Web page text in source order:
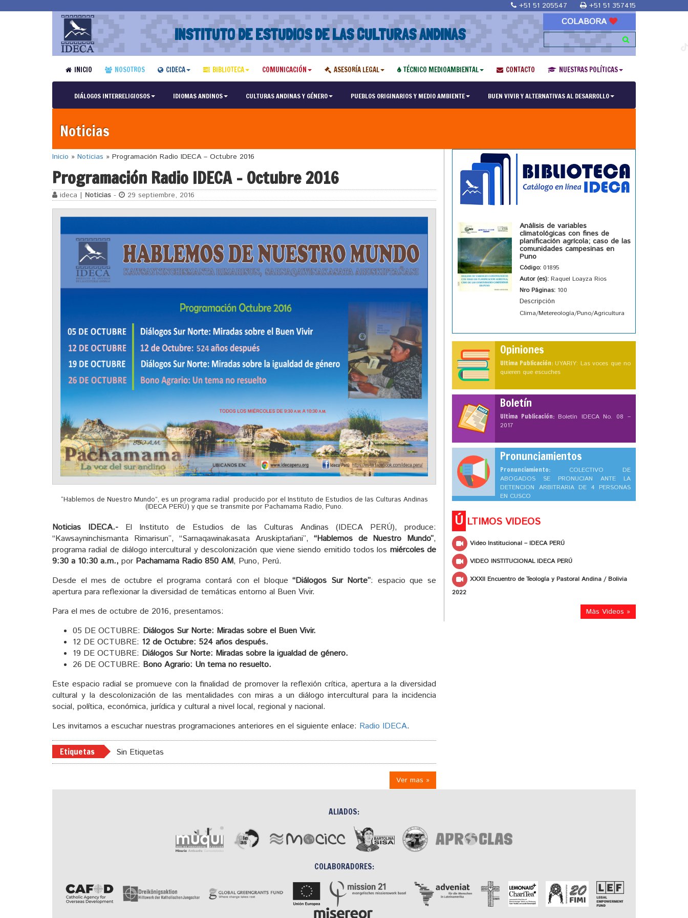
+51 51 205547 +51 51 357415
INSTITUTO DE ESTUDIOS DE LAS CULTURAS ANDINAS
COLABORA
INICIO NOSOTROS CIDECA BIBLIOTECA COMUNICACIÓN ASESORÍA LEGAL TÉCNICO MEDIOAMBIENTAL CONTACTO NUESTRAS POLÍTICAS
DIÁLOGOS INTERRELIGIOSOS IDIOMAS ANDINOS CULTURAS ANDINAS Y GÉNERO PUEBLOS ORIGINARIOS Y MEDIO AMBIENTE BUEN VIVIR Y ALTERNATIVAS AL DESARROLLO
Noticias
Inicio » Noticias » Programación Radio IDECA – Octubre 2016
Programación Radio IDECA – Octubre 2016
ideca | Noticias - 29 septiembre, 2016
“Hablemos de Nuestro Mundo”, es un programa radial producido por el Instituto de Estudios de las Culturas Andinas
(IDECA PERÚ) y que se transmite por Pachamama Radio, Puno.
Noticias IDECA.- El Instituto de Estudios de las Culturas Andinas (IDECA PERÚ), produce:
“Kawsayninchismanta Rimarisun”, “Sarnaqawinakasata Aruskiptañani”,“Hablemos de Nuestro Mundo”,
programa radial de diálogo intercultural y descolonización que viene siendo emitido todos los miércoles de
9:30 a 10:30 a.m., por Pachamama Radio 850 AM, Puno, Perú.
Desde el mes de octubre el programa contará con el bloque“Diálogos Sur Norte”: espacio que se
apertura para reflexionar la diversidad de temáticas entorno al Buen Vivir.
Para el mes de octubre de 2016, presentamos:
05 DE OCTUBRE: Diálogos Sur Norte: Miradas sobre el Buen Vivir.
12 DE OCTUBRE: 12 de Octubre: 524 años después.
19 DE OCTUBRE: Diálogos Sur Norte: Miradas sobre la igualdad de género.
26 DE OCTUBRE: Bono Agrario: Un tema no resuelto.
Este espacio radial se promueve con la finalidad de promover la reflexión crítica, apertura a la diversidad
cultural y la descolonización de las mentalidades con miras a un diálogo intercultural para la incidencia
social, política, económica, jurídica y cultural a nivel local, regional y nacional.
Les invitamos a escuchar nuestras programaciones anteriores en el siguiente enlace: Radio IDECA.
Etiquetas Sin Etiquetas
Ver mas »
Análisis de variables
climatológicas con fines de
planificación agrícola; caso de las
comunidades campesinas en
Puno
Código: 01895
Autor (es): Raquel Loayza Rios
Nro Páginas: 100
Descripción
Clima/Metereología/Puno/Agricultura
Opiniones
Ultima Publicación: UYARIY: Las voces que no
quieren que escuches
Boletín
Ultima Publicación: Boletín IDECA No. 08 –
2017
Pronunciamientos
Pronunciamiento: COLECTIVO DE
ABOGADOS SE PRONUCIAN ANTE LA
DETENCION ARBITRARIA DE 4 PERSONAS
EN CUSCO
Ú LTIMOS VIDEOS
Video Institucional – IDECA PERÚ
VIDEO INSTITUCIONAL IDECA PERÚ
XXXII Encuentro de Teología y Pastoral Andina / Bolivia
2022
Más Videos »
ALIADOS:
COLABORADORES: